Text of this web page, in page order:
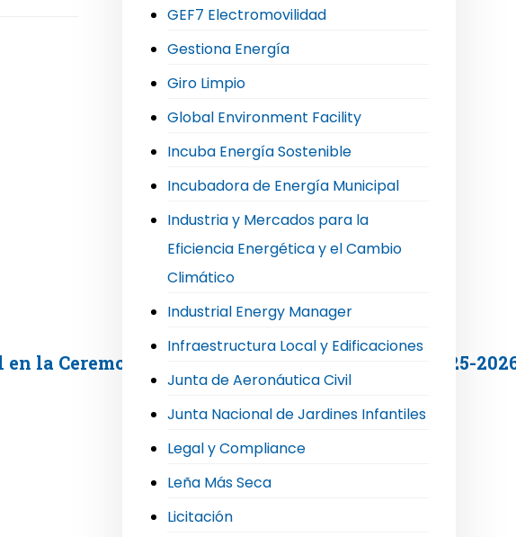
la Ceremonia del Sello Comuna Energética 2025-
GEF7 Electromovilidad
Gestiona Energía
Giro Limpio
Global Environment Facility
Incuba Energía Sostenible
Incubadora de Energía Municipal
Industria y Mercados para la
Eficiencia Energética y el Cambio
Climático
Industrial Energy Manager
Infraestructura Local y Edificaciones
Junta de Aeronáutica Civil
Junta Nacional de Jardines Infantiles
Legal y Compliance
Leña Más Seca
Licitación